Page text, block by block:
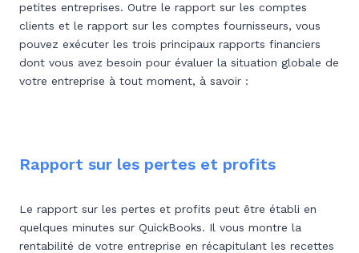
petites entreprises. Outre le rapport sur les comptes
clients et le rapport sur les comptes fournisseurs, vous
pouvez exécuter les trois principaux rapports financiers
dont vous avez besoin pour évaluer la situation globale de
votre entreprise à tout moment, à savoir :
Rapport sur les pertes et profits
Le rapport sur les pertes et profits peut être établi en
quelques minutes sur QuickBooks. Il vous montre la
rentabilité de votre entreprise en récapitulant les recettes